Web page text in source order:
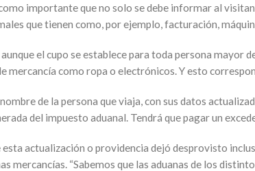
importante que no solo se debe informar al
que tienen como, por ejemplo, facturación,
el cupo se establece para toda persona mayor
mercancía como ropa o electrónicos. Y esto
de la persona que viaja, con sus datos
del impuesto aduanal. Tendrá que pagar un
esta actualización o providencia dejó desprovisto
mercancías. “Sabemos que las aduanas de los